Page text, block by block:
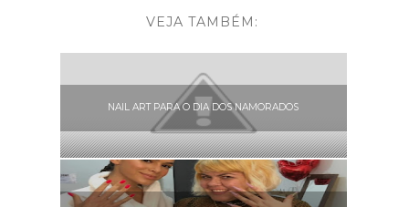
VEJA TAMBÉM:
NAIL ART PARA O DIA DOS NAMORADOS